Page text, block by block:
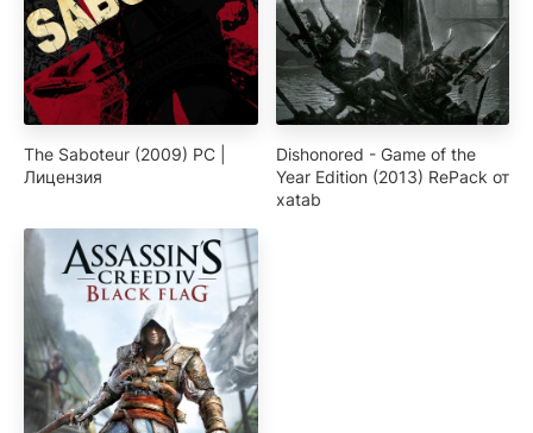
The Saboteur (2009) PC |
Лицензия
Dishonored - Game of the
Year Edition (2013) RePack от
xatab